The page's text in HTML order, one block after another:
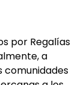
por Regalías
a
comunidades